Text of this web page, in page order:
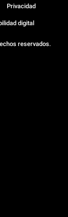
reservados.
Privacidad
digital